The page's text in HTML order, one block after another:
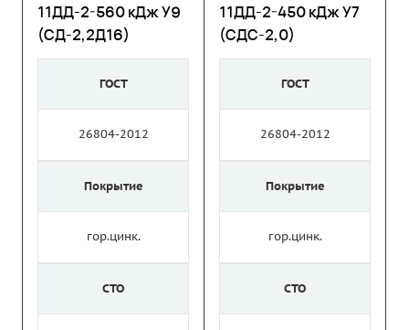
11ДД-2-560 кДж У9
(СД-2,2Д16)
ГОСТ
26804-2012
Покрытие
гор.цинк.
СТО
11ДД-2-450 кДж У7
(СДС-2,0)
ГОСТ
26804-2012
Покрытие
гор.цинк.
СТО